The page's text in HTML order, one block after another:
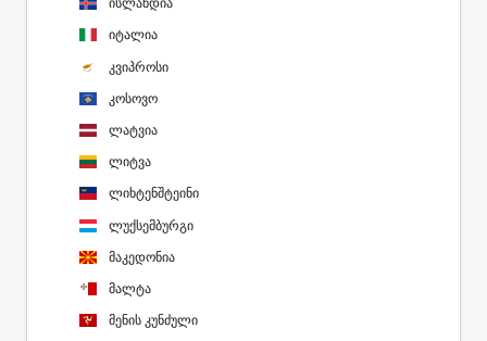
იტალია
კვიპროსი
კოსოვო
ლატვია
ლიტვა
ლიხტენშტეინი
ლუქსემბურგი
მაკედონია
მალტა
მენის კუნძული